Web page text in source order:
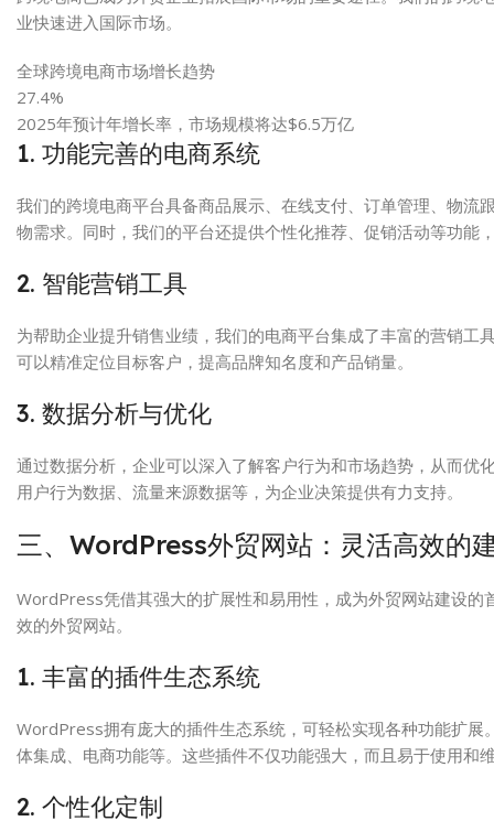
业快速进入国际市场。
全球跨境电商市场增长趋势
27.4%
2025年预计年增长率，市场规模将达$6.5万亿
1. 功能完善的电商系统
我们的跨境电商平台具备商品展示、在线支付、订单管理、物
物需求。同时，我们的平台还提供个性化推荐、促销活动等功能
2. 智能营销工具
为帮助企业提升销售业绩，我们的电商平台集成了丰富的营销工
可以精准定位目标客户，提高品牌知名度和产品销量。
3. 数据分析与优化
通过数据分析，企业可以深入了解客户行为和市场趋势，从而
用户行为数据、流量来源数据等，为企业决策提供有力支持。
三、WordPress外贸网站：灵活高效的
WordPress凭借其强大的扩展性和易用性，成为外贸网站建设
效的外贸网站。
1. 丰富的插件生态系统
WordPress拥有庞大的插件生态系统，可轻松实现各种功能扩
体集成、电商功能等。这些插件不仅功能强大，而且易于使用和
2. 个性化定制